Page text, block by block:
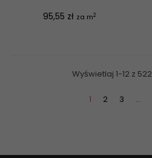
Cena
95,55 zł za m2
Wyświetlaj 1-12 z
1 2 3 …